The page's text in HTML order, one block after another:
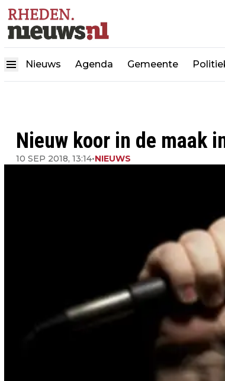
Nieuws Agenda Gemeente
Nieuw koor in de maak
10 SEP 2018, 13:14•NIEUWS